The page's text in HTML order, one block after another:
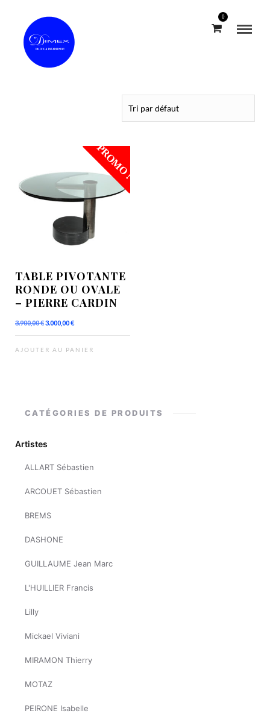
0
Boutique en ligne Dimex
PROMO !
TABLE PIVOTANTE
RONDE OU OVALE
– PIERRE CARDIN
3.900,00€
était :
3.000,00€
est :
AJOUTER AU PANIER
CATÉGORIES DE PRODUITS
Artistes
ALLART Sébastien
ARCOUET Sébastien
BREMS
DASHONE
GUILLAUME Jean Marc
L'HUILLIER Francis
Lilly
Mickael Viviani
MIRAMON Thierry
MOTAZ
PEIRONE Isabelle